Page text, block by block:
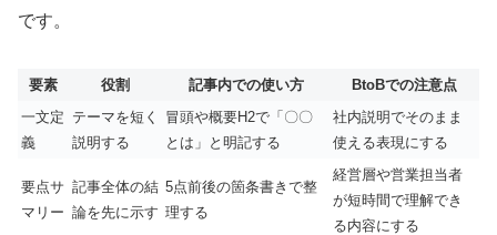
です。
要素 役割 記事内での使い方
BtoBでの注意点
一文定
義
テーマを短く
説明する
冒頭や概要H2で「〇〇
とは」と明記する
社内説明でそのまま
使える表現にする
要点サ
マリー
記事全体の結
論を先に示す
5点前後の箇条書きで整
理する
経営層や営業担当者
が短時間で理解でき
る内容にする